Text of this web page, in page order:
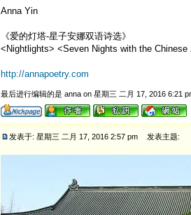
Anna Yin
《爱的灯塔-星子安娜双语诗选》
<Nightlights> <Seven Nights with the Chinese
http://annapoetry.com
最后进行编辑的是 anna on 星期三 二月 17, 2016 6:21
发表于: 星期三 二月 17, 2016 2:57 pm 发表主题: